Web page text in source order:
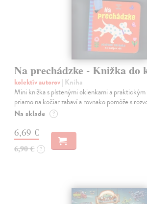
Na prechádzke - Knižka do
kolektív autorov| Kniha
Mini knižka s plstenými okienkami a praktickým
priamo na kočiar zabaví a rovnako pomôže s
Na sklade ?
6,69 €
6,90 € ?